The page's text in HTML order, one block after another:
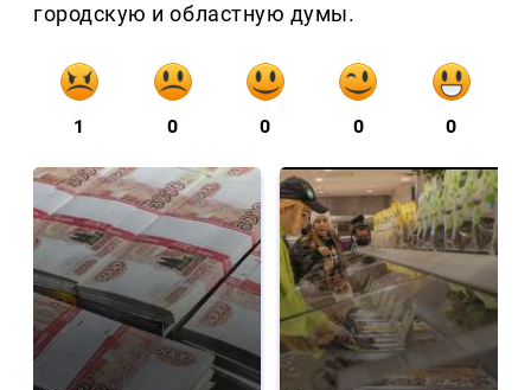
городскую и областную думы.
1 0 0 0 0